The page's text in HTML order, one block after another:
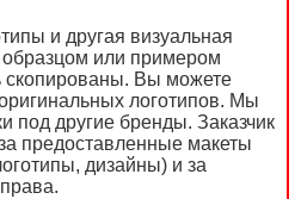
и другая визуальная
или примером
скопированы. Вы можете
логотипов. Мы
под другие бренды. Заказчик
предоставленные макеты
дизайны) и за